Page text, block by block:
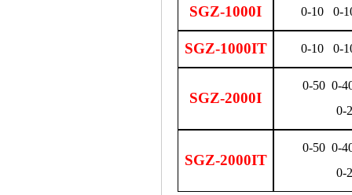
SGZ-1000I 0-10 0-
SGZ-1000IT 0-10 0-
SGZ-2000I
0-50 0-
0-
SGZ-2000IT
0-50 0-
0-